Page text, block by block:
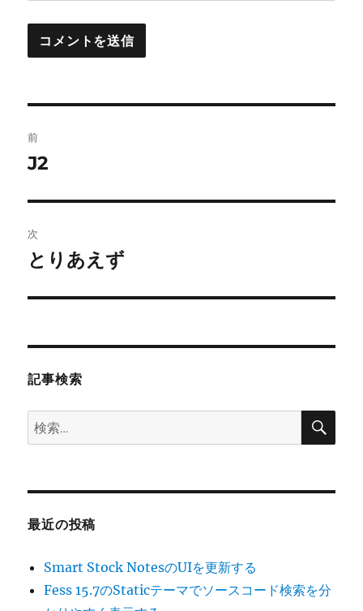
稿
ビ
ゲ
ー
前
前
投
稿:
J2
次
次
投
とりあえず
記事検索
検
索:
検
最近の投稿
Smart Stock NotesのUIを更新する
Fess 15.7のStaticテーマでソースコード検索を分